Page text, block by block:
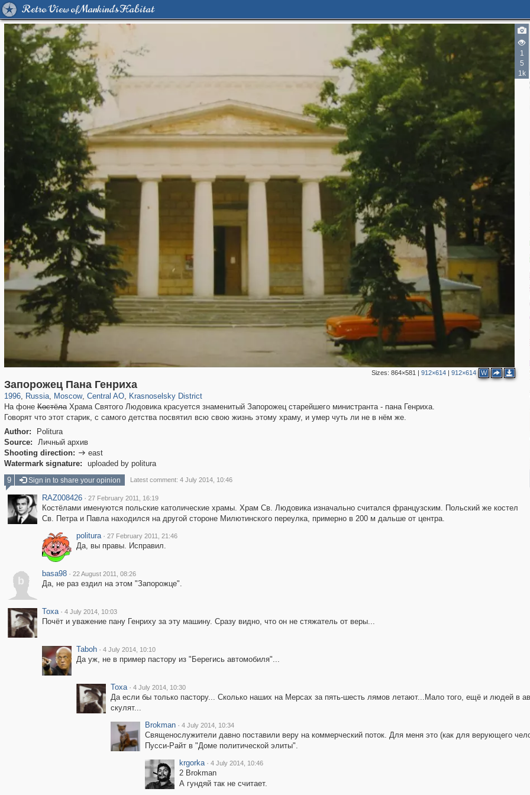
Retro View of Mankind's Habitat
1
5
1k
Sizes: 864×581 | 912×614| 912×614 W
Запорожец Пана Генриха
1996, Russia
1,406,849 29,243
, Moscow
319,861 8,286
, Central AO
160,009 5,916
, Krasnoselsky District
6,976
На фонеКостёлаХрама Святого Людовика красуется знаменитый Запорожец старейшего министранта - пана Генриха.
Говорят что этот старик, с самого детства посвятил всю свою жизнь этому храму, и умер чуть ли не в нём же.
Author:
Politura
Source:
Личный архив
Shooting direction:  east
Watermark signature:
uploaded by politura
4
3
9 Sign in to share your opinion Latest comment: 4 July 2014, 10:46
RAZ008426 · 27 February 2011, 16:19
Костёлами именуются польские католические храмы. Храм Св. Людовика изначально считался французским. Польский же костел
Св. Петра и Павла находился на другой стороне Милютинского переулка, примерно в 200 м дальше от центра.
politura · 27 February 2011, 21:46
Да, вы правы. Исправил.
b
basa98 · 22 August 2011, 08:26
Да, не раз ездил на этом "Запорожце".
Toxa · 4 July 2014, 10:03
Почёт и уважение пану Генриху за эту машину. Сразу видно, что он не стяжатель от веры...
Taboh · 4 July 2014, 10:10
Да уж, не в пример пастору из "Берегись автомобиля"...
Toxa · 4 July 2014, 10:30
Да если бы только пастору... Сколько наших на Мерсах за пять-шесть лямов летают...Мало того, ещё и людей в
скулят...
Brokman · 4 July 2014, 10:34
Священослужители давно поставили веру на коммерческий поток. Для меня это (как для верующего
Пусси-Райт в "Доме политической элиты".
krgorka · 4 July 2014, 10:46
2 Brokman
А гундяй так не считает.